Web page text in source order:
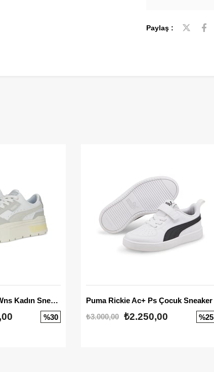
Paylaş :
Mayze Stack Luxe Wns Kadın Sneaker
%30
Puma Rickie Ac+ Ps Çocuk Sneaker
₺3.000,00 ₺2.250,00 %25